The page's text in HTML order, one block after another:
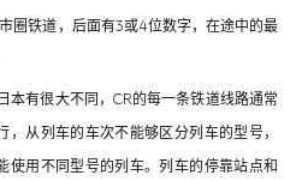
圈铁道，后面有3或4位数字，在途中的最
本有很大不同，CR的每一条铁道线路通常
从列车的车次不能够区分列车的型号，
使用不同型号的列车。列车的停靠站点和